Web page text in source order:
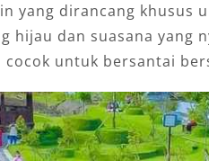
yang dirancang khusus
hijau dan suasana yang
untuk bersantai